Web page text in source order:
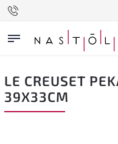
LE CREUSET
39X33CM